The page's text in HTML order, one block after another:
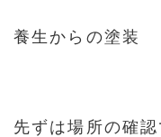
養生からの塗装
先ずは場所の確認